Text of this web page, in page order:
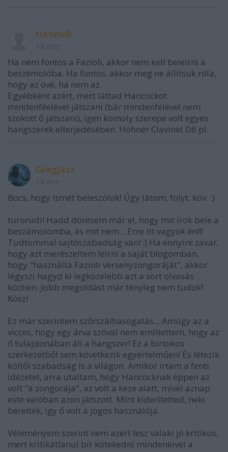
turorudi
Ha nem fontos a Fazioli, akkor nem kell beleírni a
beszémolóba. Ha fontos, akkor meg ne állítsuk róla,
hogy az övé, ha nem az.
Egyébként azért, mert láttad Hancockot
mindenféelével játszani (bár mindenfélével nem
szokott ő játszani), igen komoly szerepe volt egyes
hangszerek elterjedésében. Hohner Clavinet D6 pl.
GregJazz
Bocs, hogy ismét beleszólok! Úgy látom, folyt. köv. :)
turorudi! Hadd döntsem már el, hogy mit írok bele a
beszámolómba, és mit nem... Erre itt vagyok én!!!
Tudtommal sajtószabadság van! :) Ha ennyire zavar,
hogy azt merészeltem leírni a saját blogomban,
hogy "használta Fazioli versenyzongoráját", akkor
légyszi hagyd ki legközelebb azt a sort olvasás
közben. Jobb megoldást már tényleg nem tudok!
Kösz!
Ez már szerintem szőrszálhasogatás... Amúgy az a
vicces, hogy egy árva szóval nem említettem, hogy az
ő tulajdonában áll a hangszer! Ez a birtokos
szerkezetből sem következik egyértelműen! És létezik
költői szabadság is a világon. Amikor írtam a fenti
idézetet, arra utaltam, hogy Hancocknak éppen az
volt "a zongorája", az volt a keze alatt, mivel aznap
este valóban azon játszott. Mint kiderítetted, neki
bérelték, így ő volt a jogos használója.
Véleményem szerint nem azért lesz valaki jó kritikus,
mert kritikátlanul bír kötekedni mindenkivel a